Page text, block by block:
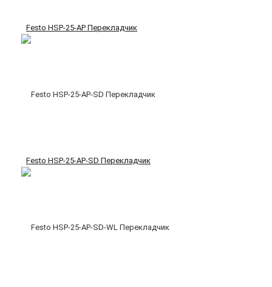
Festo HSP-25-AP Перекладчик
Festo HSP-25-AP-SD Перекладчик